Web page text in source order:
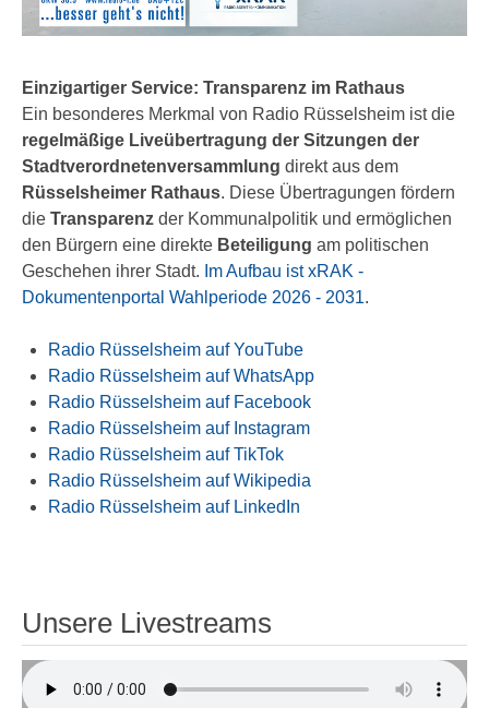
Einzigartiger Service: Transparenz im Rathaus
Ein besonderes Merkmal von Radio Rüsselsheim ist die
regelmäßige Liveübertragung der Sitzungen der
Stadtverordnetenversammlung direkt aus dem
Rüsselsheimer Rathaus. Diese Übertragungen fördern
die Transparenz der Kommunalpolitik und ermöglichen
den Bürgern eine direkte Beteiligung am politischen
Geschehen ihrer Stadt. Im Aufbau ist xRAK -
Dokumentenportal Wahlperiode 2026 - 2031.
Radio Rüsselsheim auf YouTube
Radio Rüsselsheim auf WhatsApp
Radio Rüsselsheim auf Facebook
Radio Rüsselsheim auf Instagram
Radio Rüsselsheim auf TikTok
Radio Rüsselsheim auf Wikipedia
Radio Rüsselsheim auf LinkedIn
Unsere Livestreams